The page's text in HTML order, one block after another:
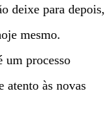
deixe para depois,
mesmo.
um processo
atento às novas